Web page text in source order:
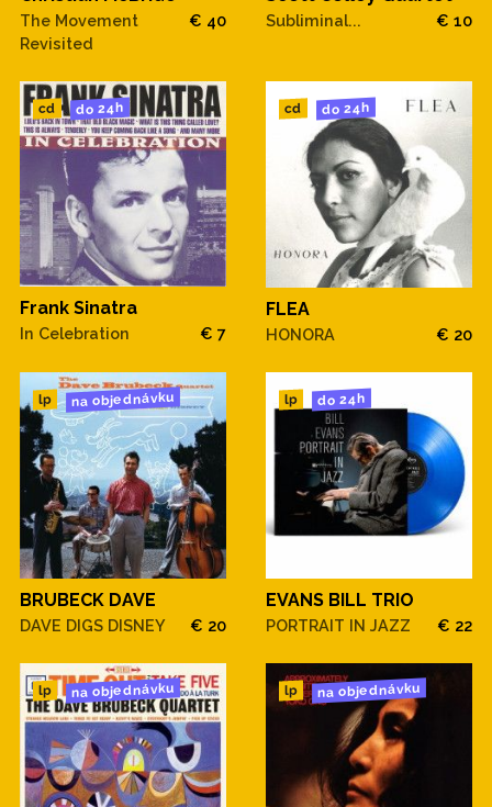
The Movement
Revisited
€ 40 Subliminal... € 10
cd do 24h
Frank Sinatra
In Celebration € 7
cd do 24h
FLEA
HONORA € 20
lp na objednávku
BRUBECK DAVE
DAVE DIGS DISNEY € 20
lp do 24h
EVANS BILL TRIO
PORTRAIT IN JAZZ € 22
lp na objednávku lp na objednávku